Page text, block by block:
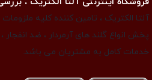
آلتا الکتریک ، تامین کننده کلیه
پخش انواع گلند های آرمردار ، ضد انفجار
خدمات کامل به مشتریان می باشد.